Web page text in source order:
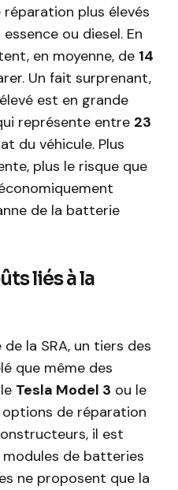
plus élevés
ou diesel. En
en moyenne, de 14
Un fait surprenant,
est en grande
représente entre 23
du véhicule. Plus
plus le risque que
de la batterie
liés à la
la SRA, un tiers des
que même des
Tesla Model 3 ou le
de réparation
il est
de batteries
ne proposent que la